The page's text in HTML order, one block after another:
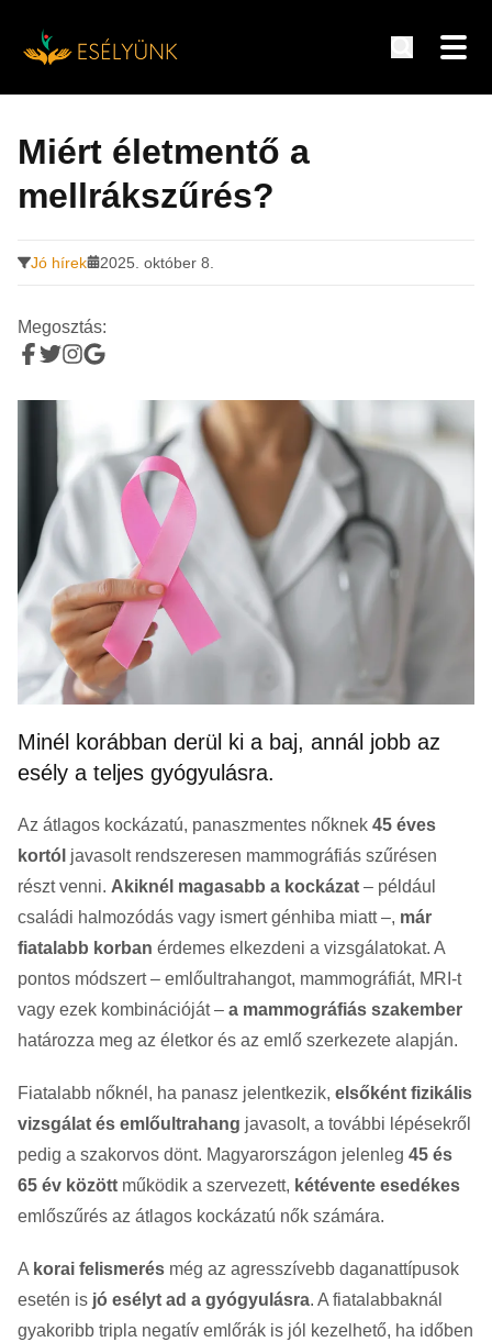
tartalomra
Miért életmentő a
mellrákszűrés?
Jó hírek 2025. október 8.
Megosztás:
Minél korábban derül ki a baj, annál jobb az
esély a teljes gyógyulásra.
Az átlagos kockázatú, panaszmentes nőknek 45 éves
kortól javasolt rendszeresen mammográfiás szűrésen
részt venni. Akiknél magasabb a kockázat – például
családi halmozódás vagy ismert génhiba miatt –, már
fiatalabb korban érdemes elkezdeni a vizsgálatokat. A
pontos módszert – emlőultrahangot, mammográfiát, MRI-t
vagy ezek kombinációját – a mammográfiás szakember
határozza meg az életkor és az emlő szerkezete alapján.
Fiatalabb nőknél, ha panasz jelentkezik, elsőként fizikális
vizsgálat és emlőultrahang javasolt, a további lépésekről
pedig a szakorvos dönt. Magyarországon jelenleg 45 és
65 év között működik a szervezett, kétévente esedékes
emlőszűrés az átlagos kockázatú nők számára.
A korai felismerés még az agresszívebb daganattípusok
esetén is jó esélyt ad a gyógyulásra. A fiatalabbaknál
gyakoribb tripla negatív emlőrák is jól kezelhető, ha időben